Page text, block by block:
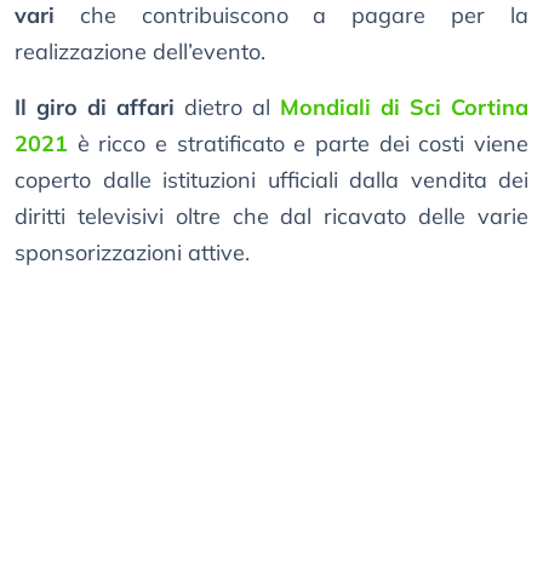
vari che contribuiscono a pagare per la
realizzazione dell’evento.
Il giro di affari dietro al Mondiali di Sci Cortina
2021 è ricco e stratificato e parte dei costi viene
coperto dalle istituzioni ufficiali dalla vendita dei
diritti televisivi oltre che dal ricavato delle varie
sponsorizzazioni attive.